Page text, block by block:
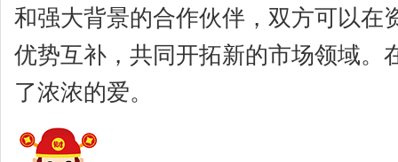
和强大背景的合作伙伴，双方可以在
优势互补，共同开拓新的市场领域。
了浓浓的爱。